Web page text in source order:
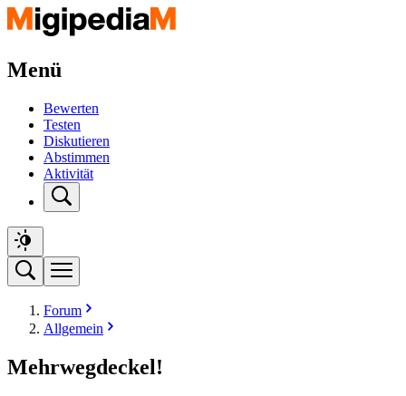
Menü
Bewerten
Testen
Diskutieren
Abstimmen
Aktivität
Forum
Allgemein
Mehrwegdeckel!